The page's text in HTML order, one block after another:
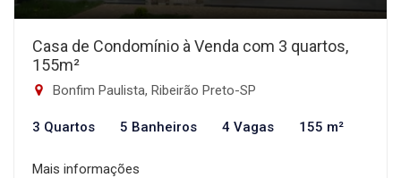
Casa de Condomínio à Venda com 3 quartos,
155m²
Bonfim Paulista, Ribeirão Preto-SP
3 Quartos 5 Banheiros 4 Vagas 155 m²
Mais informações